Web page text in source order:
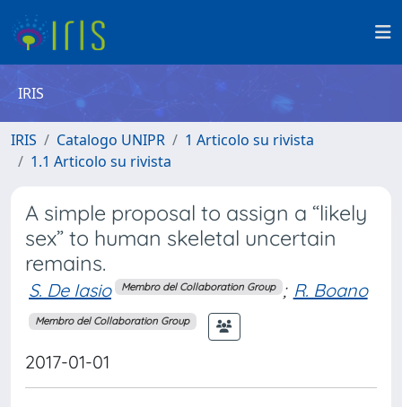
IRIS
IRIS Catalogo UNIPR
1 Articolo su rivista
1.1 Articolo su rivista
A simple proposal to assign a “likely
sex” to human skeletal uncertain
remains.
S. De Iasio Membro del Collaboration Group ; R. Boano
Membro del Collaboration Group
2017-01-01